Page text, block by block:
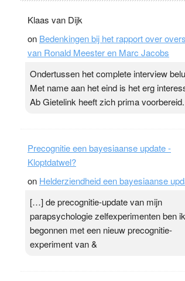
topsporters. Ze hopen ermee hun hartslag
verlagen terwijl ze meer zuurstof
Daarop heeft zo’n pleister geen effect.
zijn. Door…Lees meer Pleisterplakkers
topspsort › [...]
Klaas van Dijk
on Bedenkingen bij het rapport over
van Ronald Meester en Marc Jacobs
Ondertussen het complete interview
Met name aan het eind is het erg
Ab Gietelink heeft zich prima voorbereid.
Precognitie een bayesiaanse update -
Kloptdatwel?
on Helderziendheid een bayesiaanse
[…] de precognitie-update van mijn
parapsychologie zelfexperimenten ben ik
begonnen met een nieuw precognitie-
experiment van &